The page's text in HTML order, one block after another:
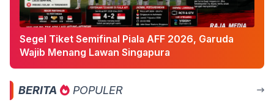
Segel Tiket Semifinal Piala AFF 2026, Garuda
Wajib Menang Lawan Singapura
BERITA POPULER